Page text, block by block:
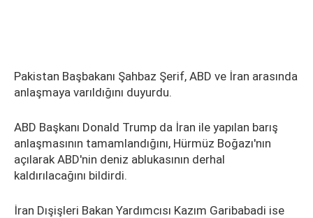
Pakistan Başbakanı Şahbaz Şerif, ABD ve İran arasında
anlaşmaya varıldığını duyurdu.
ABD Başkanı Donald Trump da İran ile yapılan barış
anlaşmasının tamamlandığını, Hürmüz Boğazı'nın
açılarak ABD'nin deniz ablukasının derhal
kaldırılacağını bildirdi.
İran Dışişleri Bakan Yardımcısı Kazım Garibabadi ise